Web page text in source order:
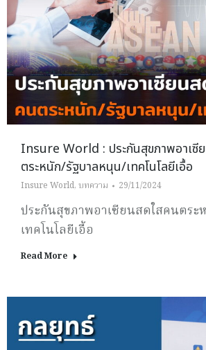
Insure World : ประกันสุขภาพอาเซี
ตระหนัก/รัฐบาลหนุน/เทคโนโลยีเอื้อ
Insure World, บทความ 29/11/2024
ประกันสุขภาพอาเซียนสดใสคนตร
เทคโนโลยีเอื้อ
Read More